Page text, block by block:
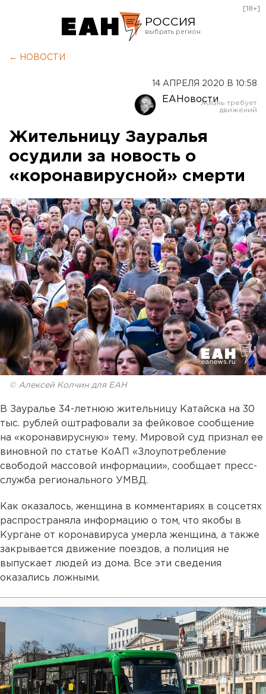
РОССИЯ
Оренбург
[18+]
← НОВОСТИ
14 АПРЕЛЯ 2020 В 10:58
ЕАНовости
Жительницу Зауралья
осудили за новость о
«коронавирусной» смерти
© Алексей Колчин для ЕАН
В Зауралье 34-летнюю жительницу Катайска на 30
тыс. рублей оштрафовали за фейковое сообщение
на «коронавирусную» тему. Мировой суд признал ее
виновной по статье КоАП «Злоупотребление
свободой массовой информации», сообщает пресс-
служба регионального УМВД.
Как оказалось, женщина в комментариях в соцсетях
распространяла информацию о том, что якобы в
Кургане от коронавируса умерла женщина, а также
закрывается движение поездов, а полиция не
выпускает людей из дома. Все эти сведения
оказались ложными.